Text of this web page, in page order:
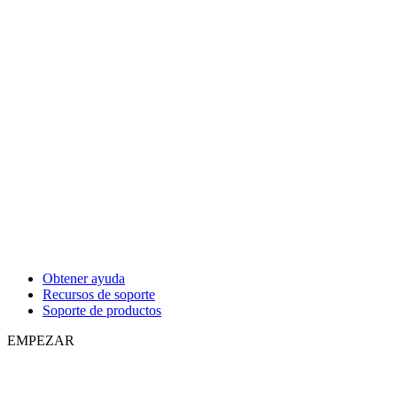
Obtener ayuda
Recursos de soporte
Soporte de productos
EMPEZAR